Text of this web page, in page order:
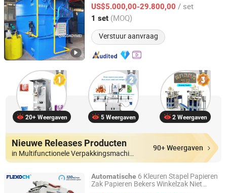
behandeling
US$5.000,00-29.800,00 / set
1 set (MOQ)
Verstuur aanvraag
Shandong, China Sinds 2018
20+ Weergaven 5 Weergaven 2 Weergaven
Nieuwe Releases Producten
in Multifunctionele Verpakkingsmachine
90+ Weergaven
Automatische 6 Kleuren Stapel Papieren
Zak Papieren Bekers Winkelzak Niet
WENZHOU CHANGHONG PRINTING MACHINE CO., LTD.